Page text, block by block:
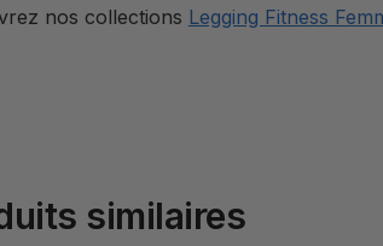
nos collections Legging Fitness
similaires